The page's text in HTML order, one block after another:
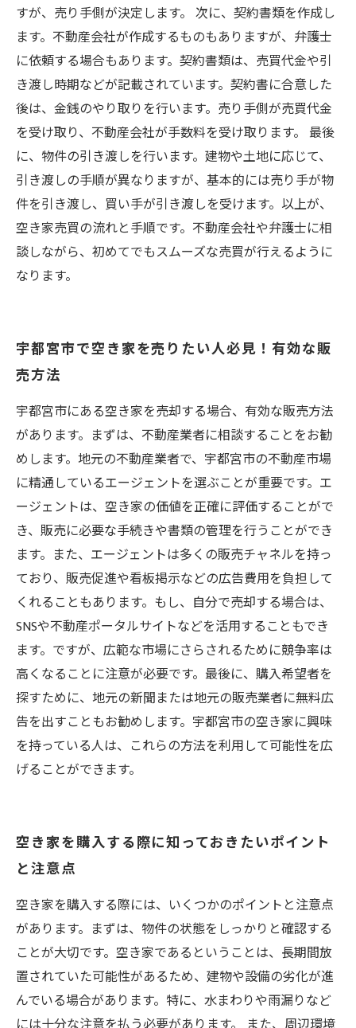
すが、売り手側が決定します。 次に、契約書類を作成し
ます。不動産会社が作成するものもありますが、弁護士
に依頼する場合もあります。契約書類は、売買代金や引
き渡し時期などが記載されています。契約書に合意した
後は、金銭のやり取りを行います。売り手側が売買代金
を受け取り、不動産会社が手数料を受け取ります。 最後
に、物件の引き渡しを行います。建物や土地に応じて、
引き渡しの手順が異なりますが、基本的には売り手が物
件を引き渡し、買い手が引き渡しを受けます。以上が、
空き家売買の流れと手順です。不動産会社や弁護士に相
談しながら、初めてでもスムーズな売買が行えるように
なります。
宇都宮市で空き家を売りたい人必見！有効な販
売方法
宇都宮市にある空き家を売却する場合、有効な販売方法
があります。まずは、不動産業者に相談することをお勧
めします。地元の不動産業者で、宇都宮市の不動産市場
に精通しているエージェントを選ぶことが重要です。エ
ージェントは、空き家の価値を正確に評価することがで
き、販売に必要な手続きや書類の管理を行うことができ
ます。また、エージェントは多くの販売チャネルを持っ
ており、販売促進や看板掲示などの広告費用を負担して
くれることもあります。もし、自分で売却する場合は、
SNSや不動産ポータルサイトなどを活用することもでき
ます。ですが、広範な市場にさらされるために競争率は
高くなることに注意が必要です。最後に、購入希望者を
探すために、地元の新聞または地元の販売業者に無料広
告を出すこともお勧めします。宇都宮市の空き家に興味
を持っている人は、これらの方法を利用して可能性を広
げることができます。
空き家を購入する際に知っておきたいポイント
と注意点
空き家を購入する際には、いくつかのポイントと注意点
があります。まずは、物件の状態をしっかりと確認する
ことが大切です。空き家であるということは、長期間放
置されていた可能性があるため、建物や設備の劣化が進
んでいる場合があります。特に、水まわりや雨漏りなど